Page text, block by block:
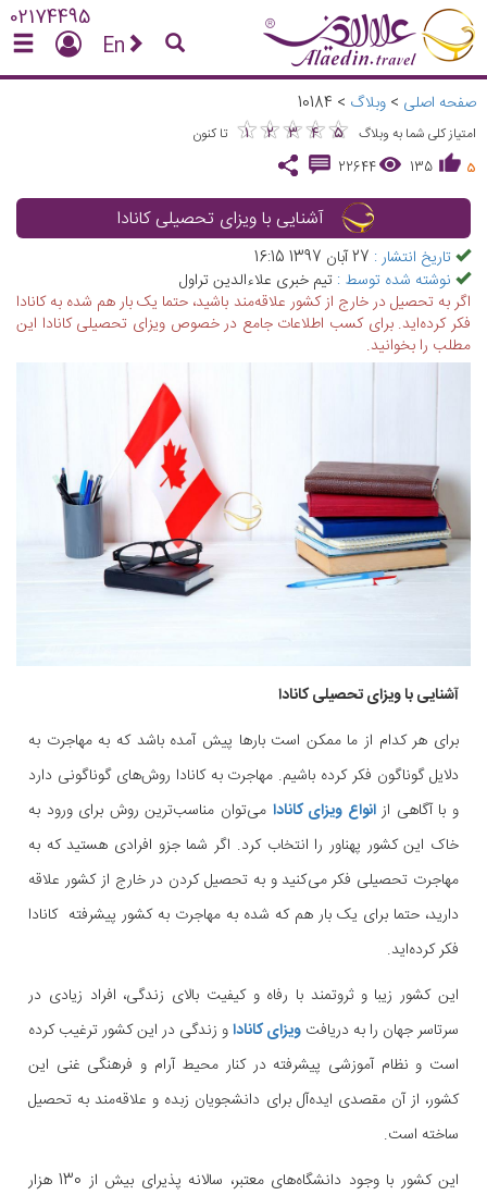
02174495
En
صفحه اصلی > وبلاگ >
10184
امتیاز کلی شما به وبلاگ ★
1 ★
2 ★
3 ★
4 ★
5
★★★★★
تا کنون
5
135
22644
آشنایی با ویزای تحصیلی کانادا
تاریخ انتشار : 27 آبان 1397 16:15
نوشته شده توسط : تیم خبری علاءالدین تراول
اگر به تحصیل در خارج از کشور علاقه‌مند باشید، حتما یک بار هم شده به کانادا
فکر کرده‌اید. برای کسب اطلاعات جامع در خصوص ویزای تحصیلی کانادا این
مطلب را بخوانید.
آشنایی با ویزای تحصیلی کانادا
برای هر کدام از ما ممکن است بارها پیش آمده باشد که به مهاجرت به
دلایل گوناگون فکر کرده باشیم. مهاجرت به کانادا روش‌های گوناگونی دارد
و با آگاهی ازانواع ویزای کانادا می‌توان مناسب‌ترین روش برای ورود به
خاک این کشور پهناور را انتخاب کرد. اگر شما جزو افرادی هستید که به
مهاجرت تحصیلی فکر می‌کنید و به تحصیل کردن در خارج از کشور علاقه
دارید، حتما برای یک بار هم که شده به مهاجرت به کشور پیشرفته کانادا
فکر کرده‌اید.
این کشور زیبا و ثروتمند با رفاه و کیفیت بالای زندگی، افراد زیادی در
سرتاسر جهان را به دریافت ویزای کاناداو زندگی در این کشور ترغیب کرده
است و نظام آموزشی پیشرفته در کنار محیط آرام و فرهنگی غنی این
کشور، از آن مقصدی ایده‌آل برای دانشجویان زبده و علاقه‌مند به تحصیل
ساخته است.
این کشور با وجود دانشگاه‌های معتبر، سالانه پذیرای بیش از 130 هزار